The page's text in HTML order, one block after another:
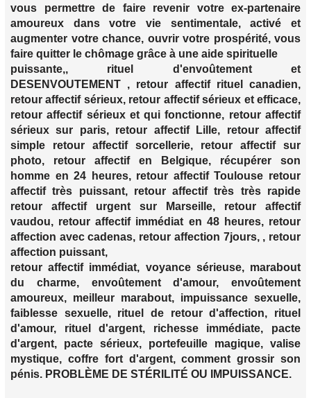
vous permettre de faire revenir votre ex-partenaire
amoureux dans votre vie sentimentale, activé et
augmenter votre chance, ouvrir votre prospérité, vous
faire quitter le chômage grâce à une aide spirituelle
puissante,, rituel d'envoûtement et
DESENVOUTEMENT , retour affectif rituel canadien,
retour affectif sérieux, retour affectif sérieux et efficace,
retour affectif sérieux et qui fonctionne, retour affectif
sérieux sur paris, retour affectif Lille, retour affectif
simple retour affectif sorcellerie, retour affectif sur
photo, retour affectif en Belgique, récupérer son
homme en 24 heures, retour affectif Toulouse retour
affectif très puissant, retour affectif très très rapide
retour affectif urgent sur Marseille, retour affectif
vaudou, retour affectif immédiat en 48 heures, retour
affection avec cadenas, retour affection 7jours, , retour
affection puissant,
retour affectif immédiat, voyance sérieuse, marabout
du charme, envoûtement d'amour, envoûtement
amoureux, meilleur marabout, impuissance sexuelle,
faiblesse sexuelle, rituel de retour d'affection, rituel
d'amour, rituel d'argent, richesse immédiate, pacte
d'argent, pacte sérieux, portefeuille magique, valise
mystique, coffre fort d'argent, comment grossir son
pénis. PROBLÈME DE STÉRILITÉ OU IMPUISSANCE.